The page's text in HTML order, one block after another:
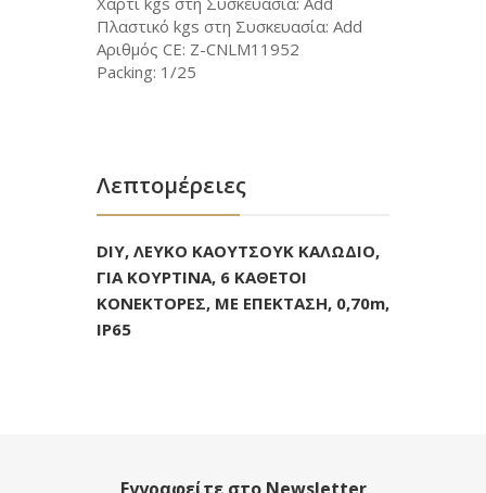
Πλαστικό kgs στη Συσκευασία: Add
Αριθμός CE: Z-CNLM11952
Packing: 1/25
Λεπτομέρειες
DIY, ΛΕΥΚΟ ΚΑΟΥΤΣΟΥΚ ΚΑΛΩΔΙΟ,
ΓΙΑ ΚΟΥΡΤΙΝΑ, 6 ΚΑΘΕΤΟΙ
ΚΟΝΕΚΤΟΡΕΣ, ΜΕ ΕΠΕΚΤΑΣΗ, 0,70m,
ΙΡ65